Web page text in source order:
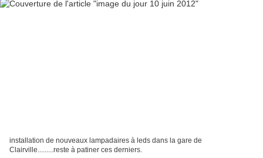
installation de nouveaux lampadaires à leds dans la gare de
Clairville.........reste à patiner ces derniers.